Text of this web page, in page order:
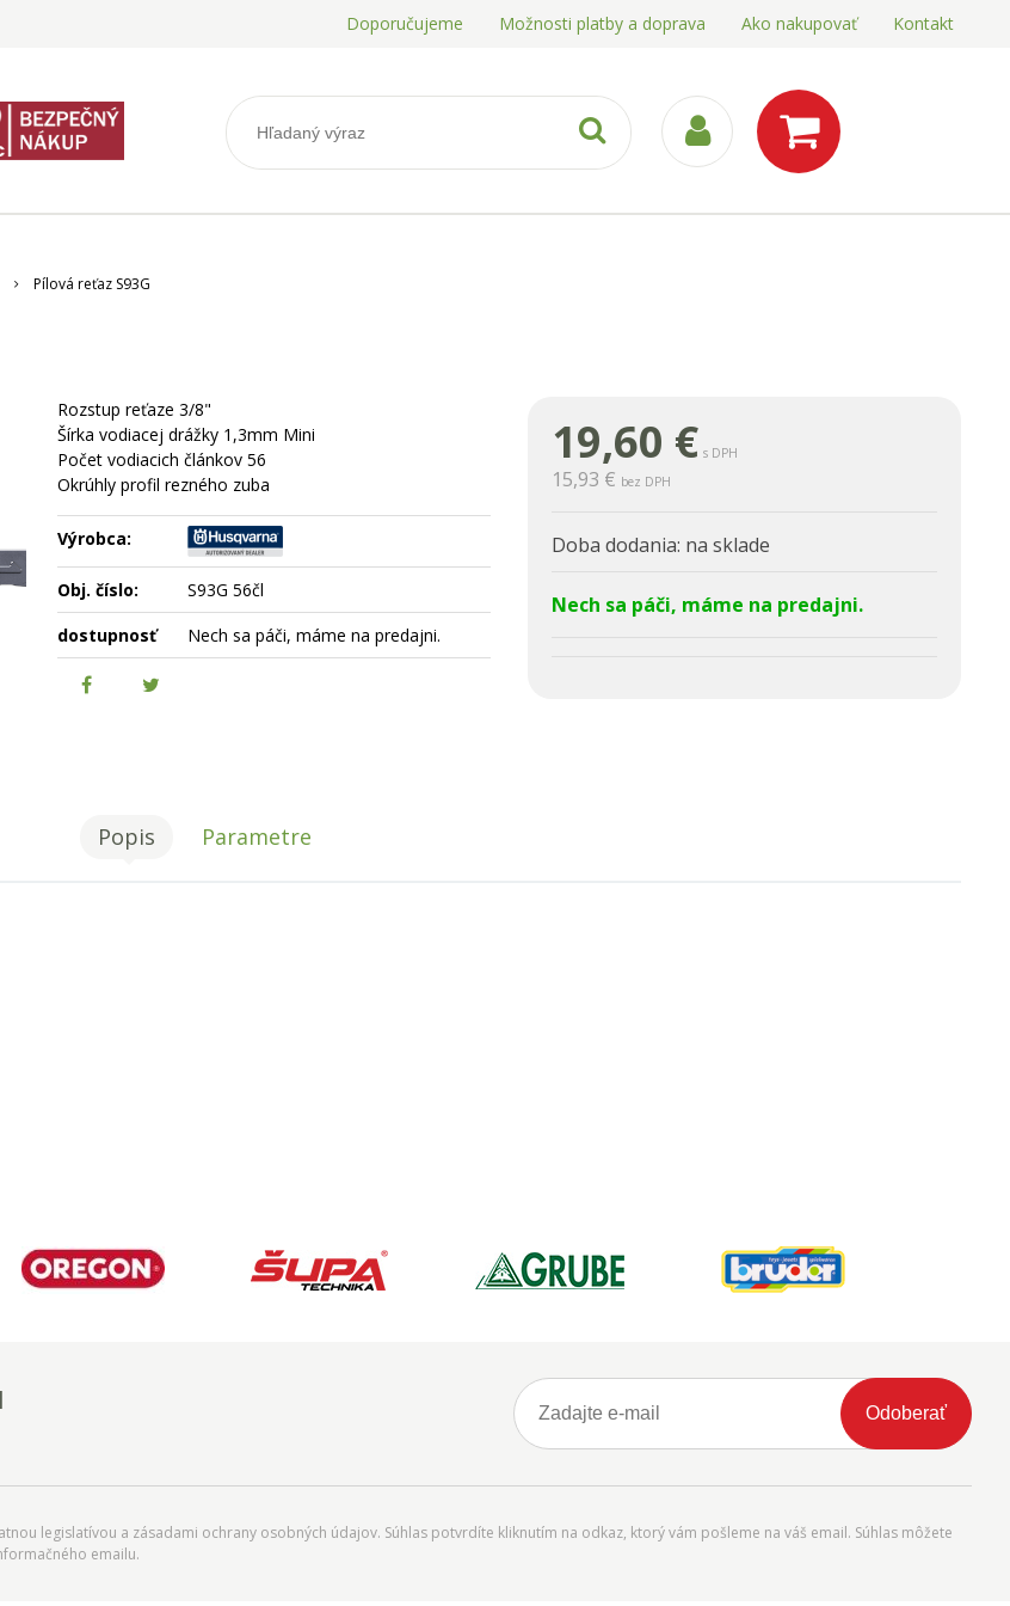
Doporučujeme Možnosti platby a doprava Ako nakupovať Kontakt
Pílová reťaz S93G
19,60 € s DPH
15,93 € bez DPH
Doba dodania: na sklade
Nech sa páči, máme na predajni.
Rozstup reťaze 3/8"
Šírka vodiacej drážky 1,3mm Mini
Počet vodiacich článkov 56
Okrúhly profil rezného zuba
Výrobca:
Obj. číslo:
S93G 56čl
dostupnosť
Nech sa páči, máme na predajni.
Popis Parametre
Odoberať
legislatívou a zásadami ochrany osobných údajov. Súhlas potvrdíte kliknutím na odkaz, ktorý vám pošleme na váš email. Súhlas môžete
emailu.